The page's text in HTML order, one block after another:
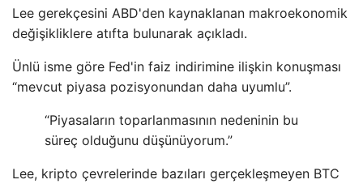
Lee gerekçesini ABD'den kaynaklanan makroekonomik
değişikliklere atıfta bulunarak açıkladı.
Ünlü isme göre Fed'in faiz indirimine ilişkin konuşması
“mevcut piyasa pozisyonundan daha uyumlu”.
“Piyasaların toparlanmasının nedeninin bu
süreç olduğunu düşünüyorum.”
Lee, kripto çevrelerinde bazıları gerçekleşmeyen BTC